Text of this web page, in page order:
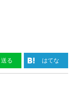
送る はてな